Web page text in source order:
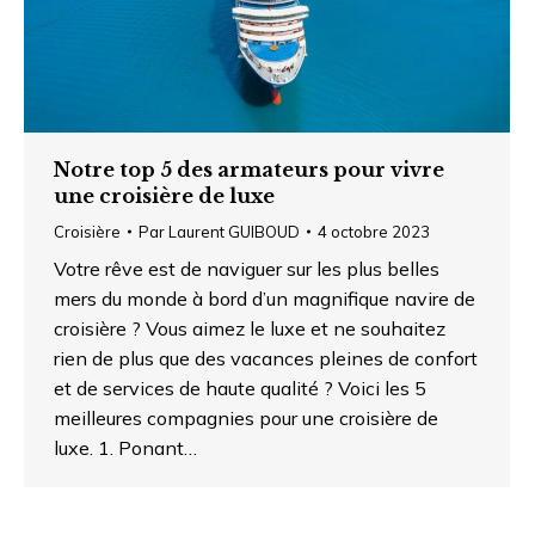
Notre top 5 des armateurs pour vivre
une croisière de luxe
Croisière ParLaurent GUIBOUD 4 octobre 2023
Votre rêve est de naviguer sur les plus belles
mers du monde à bord d’un magnifique navire de
croisière ? Vous aimez le luxe et ne souhaitez
rien de plus que des vacances pleines de confort
et de services de haute qualité ? Voici les 5
meilleures compagnies pour une croisière de
luxe. 1. Ponant…